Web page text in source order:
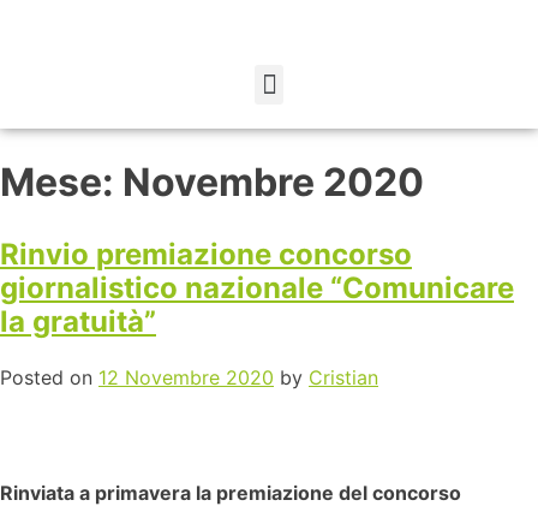
Mese: Novembre 2020
Rinvio premiazione concorso
giornalistico nazionale “Comunicare
la gratuità”
Posted on 12 Novembre 2020 by Cristian
Rinviata a primavera la premiazione del concorso